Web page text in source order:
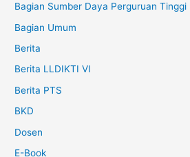
Bagian Sumber Daya Perguruan Tinggi
Bagian Umum
Berita
Berita LLDIKTI VI
Berita PTS
BKD
Dosen
E-Book